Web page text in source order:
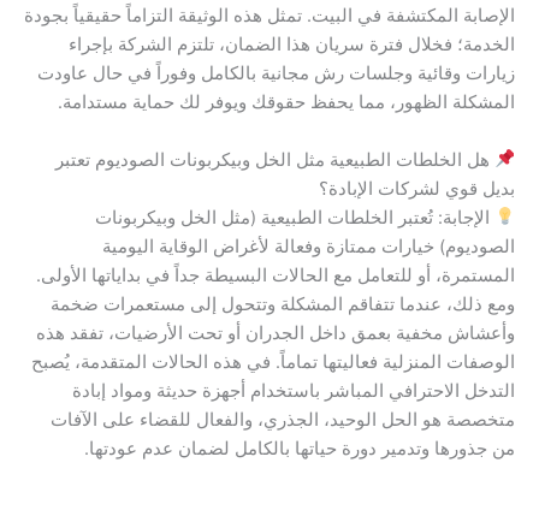
الإصابة المكتشفة في البيت. تمثل هذه الوثيقة التزاماً حقيقياً بجودة
الخدمة؛ فخلال فترة سريان هذا الضمان، تلتزم الشركة بإجراء
زيارات وقائية وجلسات رش مجانية بالكامل وفوراً في حال عاودت
المشكلة الظهور، مما يحفظ حقوقك ويوفر لك حماية مستدامة.
هل الخلطات الطبيعية مثل الخل وبيكربونات الصوديوم تعتبر
بديل قوي لشركات الإبادة؟
الإجابة: تُعتبر الخلطات الطبيعية (مثل الخل وبيكربونات
الصوديوم) خيارات ممتازة وفعالة لأغراض الوقاية اليومية
المستمرة، أو للتعامل مع الحالات البسيطة جداً في بداياتها الأولى.
ومع ذلك، عندما تتفاقم المشكلة وتتحول إلى مستعمرات ضخمة
وأعشاش مخفية بعمق داخل الجدران أو تحت الأرضيات، تفقد هذه
الوصفات المنزلية فعاليتها تماماً. في هذه الحالات المتقدمة، يُصبح
التدخل الاحترافي المباشر باستخدام أجهزة حديثة ومواد إبادة
متخصصة هو الحل الوحيد، الجذري، والفعال للقضاء على الآفات
من جذورها وتدمير دورة حياتها بالكامل لضمان عدم عودتها.